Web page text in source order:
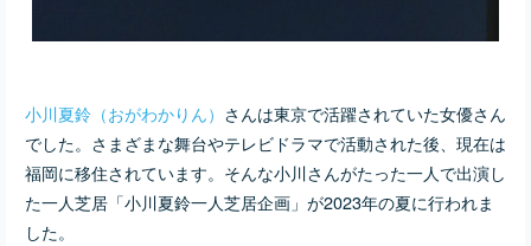
小川夏鈴（おがわかりん） さんは東京で活躍されていた女優さん
でした。さまざまな舞台やテレビドラマで活動された後、現在は
福岡に移住されています。そんな小川さんがたった一人で出演し
た一人芝居「小川夏鈴一人芝居企画」が2023年の夏に行われま
した。